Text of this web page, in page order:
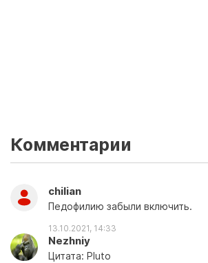
Комментарии
chilian
Педофилию забыли включить.
13.10.2021, 14:33
Nezhniy
Цитата: Pluto